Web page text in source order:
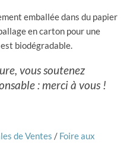
emballée dans du papier
en carton pour une
biodégradable.
vous soutenez
: merci à vous !
de Ventes / Foire aux